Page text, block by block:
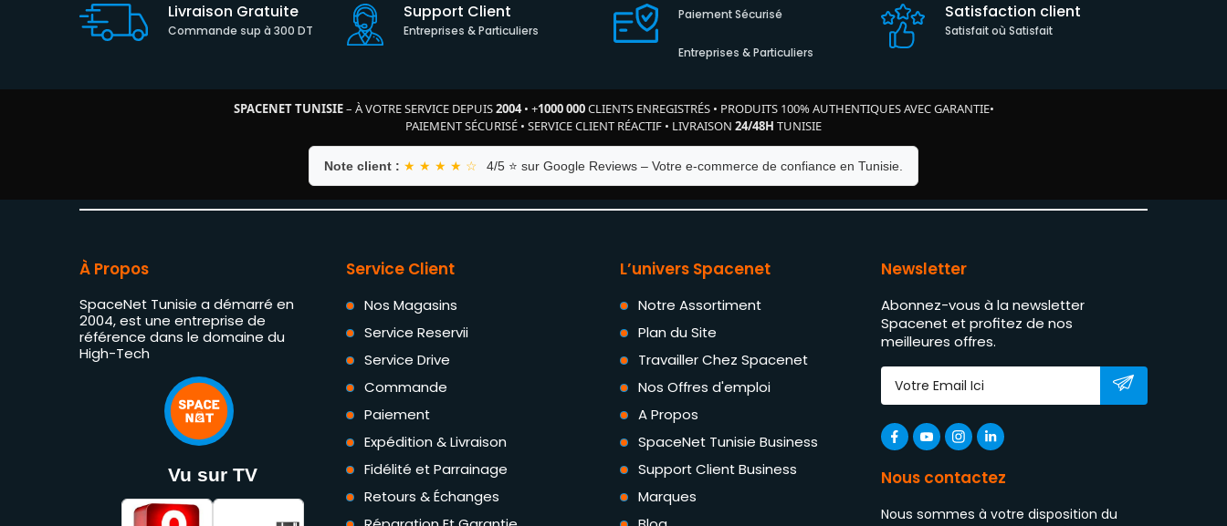
Livraison Gratuite
Commande sup à 300 DT
Support Client
Entreprises & Particuliers
Paiement Sécurisé
Entreprises & Particuliers
Satisfaction client
Satisfait où Satisfait
SPACENET TUNISIE– À VOTRE SERVICE DEPUIS2004• +1000 000CLIENTS ENREGISTRÉS• PRODUITS 100% AUTHENTIQUES AVEC GARANTIE•
PAIEMENT SÉCURISÉ • SERVICE CLIENT RÉACTIF • LIVRAISON 24/48H TUNISIE
Note client : ★ ★ ★ ★ ☆ 4/5 ⭐ sur Google Reviews – Votre e-commerce de confiance en Tunisie.
À Propos
SpaceNet Tunisie a démarré en
2004, est une entreprise de
référence dans le domaine du
High-Tech
Vu sur TV
Service Client
Nos Magasins
Service Reservii
Service Drive
Commande
Paiement
Expédition & Livraison
Fidélité et Parrainage
Retours & Échanges
L’univers Spacenet
Notre Assortiment
Plan du Site
Travailler Chez Spacenet
Nos Offres d'emploi
A Propos
SpaceNet Tunisie Business
Support Client Business
Marques
Newsletter
Abonnez-vous à la newsletter
Spacenet et profitez de nos
meilleures offres.
Nous contactez
Nous sommes à votre disposition du